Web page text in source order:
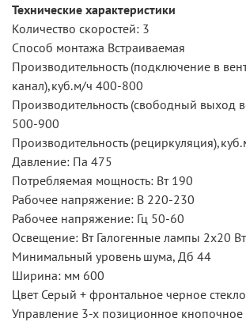
Технические характеристики
Количество скоростей: 3
Способ монтажа Встраиваемая
Производительность (подключение в
канал),куб.м/ч 400-800
Производительность (свободный выход
500-900
Производительность
Давление: Па 475
Потребляемая мощность: Вт 190
Рабочее напряжение: В 220-230
Рабочее напряжение: Гц 50-60
Освещение: Вт Галогенные лампы 2х20 Вт
Минимальный уровень шума, Дб 44
Ширина: мм 600
Цвет Серый + фронтальное черное стекло
Управление 3-х позиционное кнопочное